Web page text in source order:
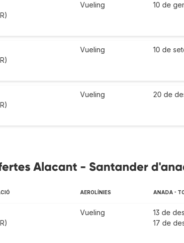
Vueling 10 de
Vueling 10 de
Vueling 20 de
Alacant - Santander
AEROLÍNIES ANADA -
Vueling
13 de
17 de